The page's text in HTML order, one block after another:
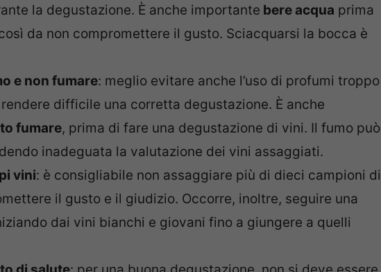
la degustazione. È anche importante bere acqua prima
da non compromettere il gusto. Sciacquarsi la bocca è
e non fumare: meglio evitare anche l’uso di profumi troppo
difficile una corretta degustazione. È anche
fumare, prima di fare una degustazione di vini. Il fumo può
inadeguata la valutazione dei vini assaggiati.
vini: è consigliabile non assaggiare più di dieci campioni di
il gusto e il giudizio. Occorre, inoltre, seguire una
dai vini bianchi e giovani fino a giungere a quelli